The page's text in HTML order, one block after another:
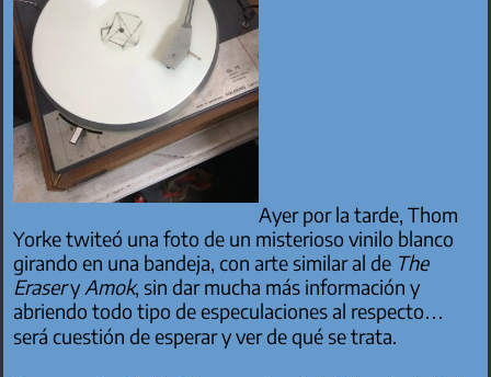
Ayer por la tarde, Thom
Yorke twiteó una foto de un misterioso vinilo blanco
girando en una bandeja, con arte similar al de The
EraseryAmok, sin dar mucha más información y
abriendo todo tipo de especulaciones al respecto…
será cuestión de esperar y ver de qué se trata.